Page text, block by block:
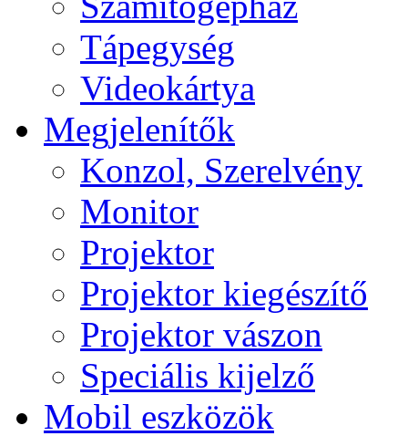
Tápegység
Videokártya
Megjelenítők
Konzol, Szerelvény
Monitor
Projektor
Projektor kiegészítő
Projektor vászon
Speciális kijelző
Mobil eszközök